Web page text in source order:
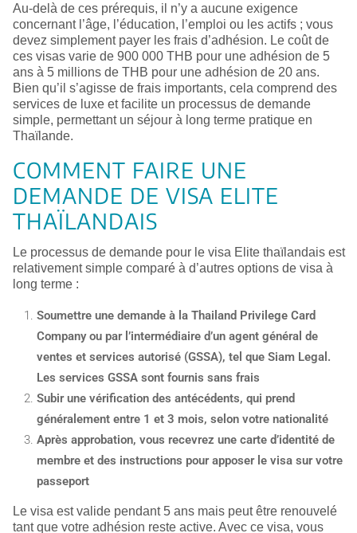
Au-delà de ces prérequis, il n’y a aucune exigence
concernant l’âge, l’éducation, l’emploi ou les actifs ; vous
devez simplement payer les frais d’adhésion. Le coût de
ces visas varie de 900 000 THB pour une adhésion de 5
ans à 5 millions de THB pour une adhésion de 20 ans.
Bien qu’il s’agisse de frais importants, cela comprend des
services de luxe et facilite un processus de demande
simple, permettant un séjour à long terme pratique en
Thaïlande.
COMMENT FAIRE UNE
DEMANDE DE VISA ELITE
THAÏLANDAIS
Le processus de demande pour le visa Elite thaïlandais est
relativement simple comparé à d’autres options de visa à
long terme :
Soumettre une demande à la Thailand Privilege Card
Company ou par l’intermédiaire d’un agent général de
ventes et services autorisé (GSSA), tel que Siam Legal.
Les services GSSA sont fournis sans frais
Subir une vérification des antécédents, qui prend
généralement entre 1 et 3 mois, selon votre nationalité
Après approbation, vous recevrez une carte d’identité de
membre et des instructions pour apposer le visa sur votre
passeport
Le visa est valide pendant 5 ans mais peut être renouvelé
tant que votre adhésion reste active. Avec ce visa, vous